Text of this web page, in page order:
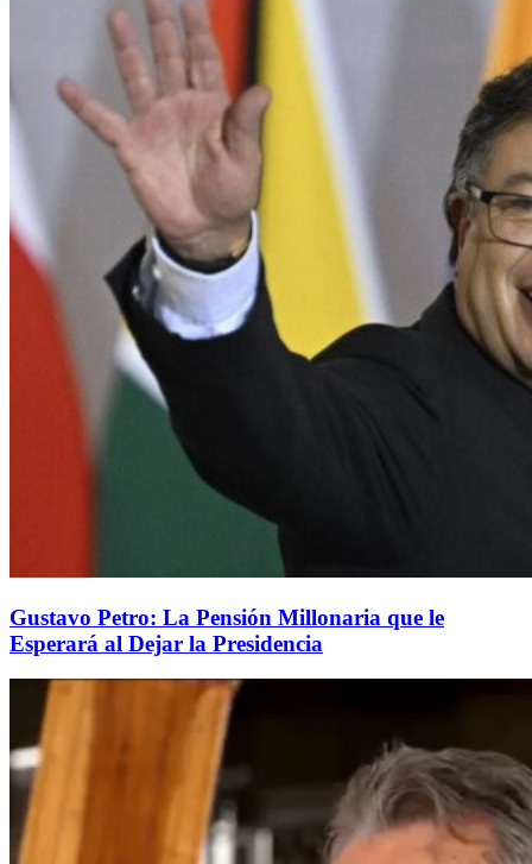
Gustavo Petro: La Pensión Millonaria que le
Esperará al Dejar la Presidencia